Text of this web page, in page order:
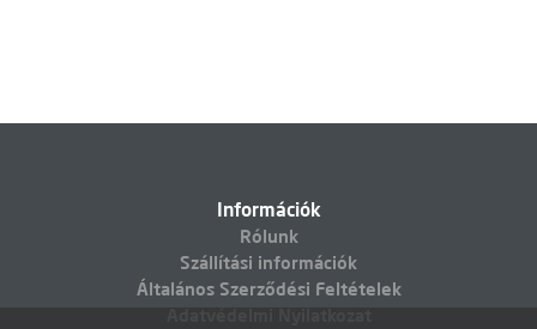
Információk
Rólunk
Szállítási információk
Általános Szerződési Feltételek